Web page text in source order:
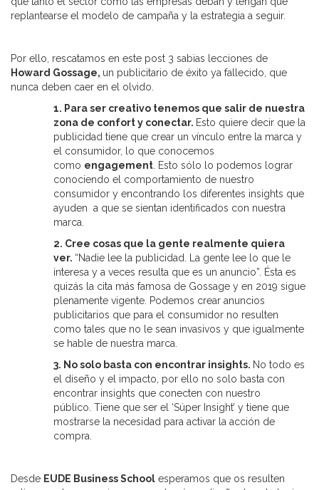
replantearse el modelo de campaña y la estrategia a seguir.
Por ello, rescatamos en este post 3 sabias lecciones de
Howard Gossage, un publicitario de éxito ya fallecido, que
nunca deben caer en el olvido.
1. Para ser creativo tenemos que salir de nuestra
zona de confort y conectar. Esto quiere decir que la
publicidad tiene que crear un vínculo entre la marca y
el consumidor, lo que conocemos
como engagement . Esto sólo lo podemos lograr
conociendo el comportamiento de nuestro
consumidor y encontrando los diferentes insights que
ayuden a que se sientan identificados con nuestra
marca.
2. Cree cosas que la gente realmente quiera
ver. “Nadie lee la publicidad. La gente lee lo que le
interesa y a veces resulta que es un anuncio”. Ésta es
quizás la cita más famosa de Gossage y en 2019 sigue
plenamente vigente. Podemos crear anuncios
publicitarios que para el consumidor no resulten
como tales que no le sean invasivos y que igualmente
se hable de nuestra marca.
3. No solo basta con encontrar insights. No todo es
el diseño y el impacto, por ello no solo basta con
encontrar insights que conecten con nuestro
público. Tiene que ser el ‘Súper Insight’ y tiene que
mostrarse la necesidad para activar la acción de
compra.
Desde EUDE Business School esperamos que os resulten